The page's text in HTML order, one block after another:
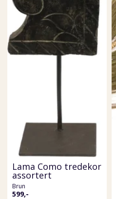
Lama Como tredekor
assortert
Brun
599,-